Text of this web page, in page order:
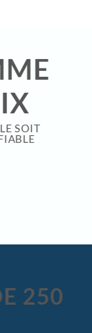
SOIT
250